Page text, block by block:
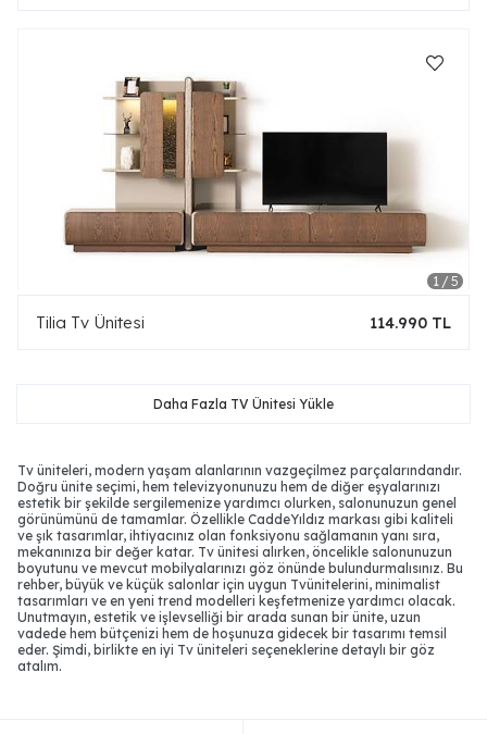
Tilia Tv Ünitesi 114.990 TL
Daha Fazla TV Ünitesi Yükle
Tv üniteleri, modern yaşam alanlarının vazgeçilmez parçalarındandır.
Doğru ünite seçimi, hem televizyonunuzu hem de diğer eşyalarınızı
estetik bir şekilde sergilemenize yardımcı olurken, salonunuzun genel
görünümünü de tamamlar. Özellikle CaddeYıldız markası gibi kaliteli
ve şık tasarımlar, ihtiyacınız olan fonksiyonu sağlamanın yanı sıra,
mekanınıza bir değer katar. Tv ünitesi alırken, öncelikle salonunuzun
boyutunu ve mevcut mobilyalarınızı göz önünde bulundurmalısınız. Bu
rehber, büyük ve küçük salonlar için uygun Tvünitelerini, minimalist
tasarımları ve en yeni trend modelleri keşfetmenize yardımcı olacak.
Unutmayın, estetik ve işlevselliği bir arada sunan bir ünite, uzun
vadede hem bütçenizi hem de hoşunuza gidecek bir tasarımı temsil
eder. Şimdi, birlikte en iyi Tv üniteleri seçeneklerine detaylı bir göz
atalım.